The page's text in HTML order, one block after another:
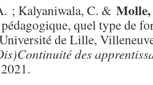
; Kalyaniwala, C. & Molle
quel type de
de Lille,
des